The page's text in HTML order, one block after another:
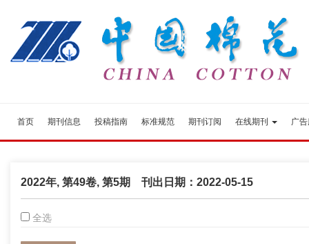
首页 期刊信息 投稿指南 标准规范 期刊订阅 在线期刊 广
2022年, 第49卷, 第5期 刊出日期：2022-05-15
全选